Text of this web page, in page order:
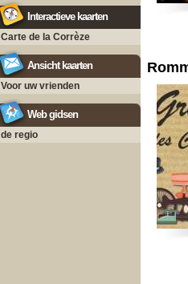
Interactieve kaarten
Carte de la Corrèze
Ansicht kaarten
Voor uw vrienden
Web gidsen
de regio